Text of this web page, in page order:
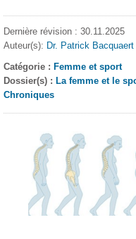
Dernière révision : 30.11.2025
Auteur(s): Dr. Patrick Bacquaert
Catégorie : Femme et sport
Dossier(s) : La femme et le
Chroniques